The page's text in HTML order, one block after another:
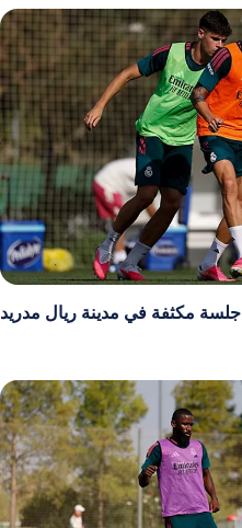
جلسة مكثفة في مدينة ريال مدريد